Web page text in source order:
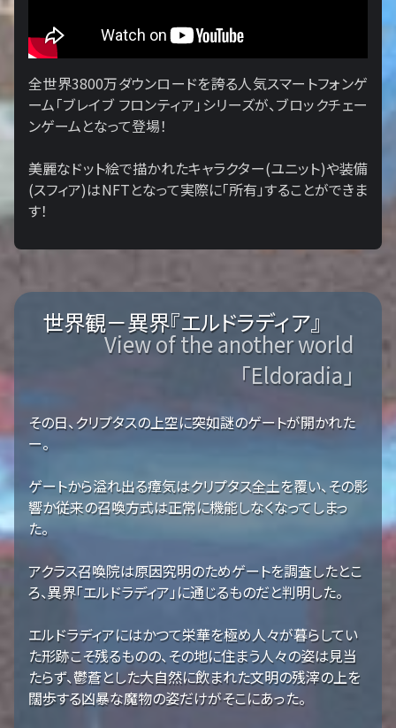
全世界3800万ダウンロードを誇る人気スマートフォンゲ
ーム「ブレイブ フロンティア」シリーズが、ブロックチェー
ンゲームとなって登場！
美麗なドット絵で描かれたキャラクター(ユニット)や装備
(スフィア)はNFTとなって実際に「所有」することができま
す！
世界観－異界『エルドラディア』
View of the another world
「Eldoradia」
その日、クリプタスの上空に突如謎のゲートが開かれた
ー。
ゲートから溢れ出る瘴気はクリプタス全土を覆い、その影
響か従来の召喚方式は正常に機能しなくなってしまっ
た。
アクラス召喚院は原因究明のためゲートを調査したとこ
ろ、異界「エルドラディア」に通じるものだと判明した。
エルドラディアにはかつて栄華を極め人々が暮らしてい
た形跡こそ残るものの、その地に住まう人々の姿は見当
たらず、鬱蒼とした大自然に飲まれた文明の残滓の上を
闊歩する凶暴な魔物の姿だけがそこにあった。